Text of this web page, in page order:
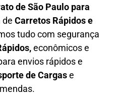
de São Paulo para
de Carretos Rápidos e
tudo com segurança
econômicos e
envios rápidos e
de Cargase